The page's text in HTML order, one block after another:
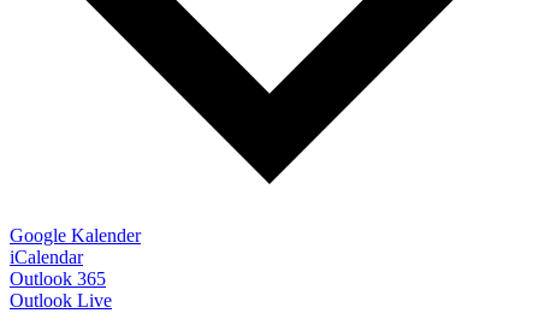
Google Kalender
iCalendar
Outlook 365
Outlook Live